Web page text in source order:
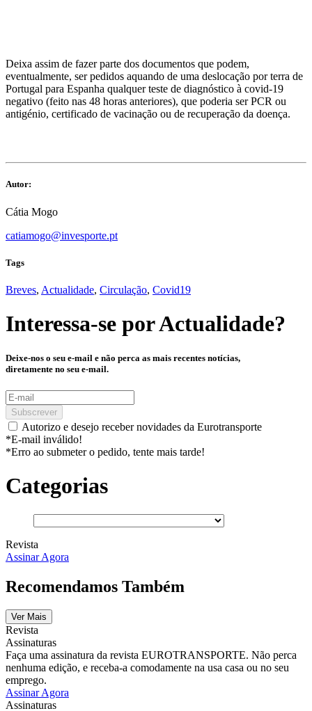
Deixa assim de fazer parte dos documentos que podem,
eventualmente, ser pedidos aquando de uma deslocação por terra de
Portugal para Espanha qualquer teste de diagnóstico à covid-19
negativo (feito nas 48 horas anteriores), que poderia ser PCR ou
antigénio, certificado de vacinação ou de recuperação da doença.
Autor:
Cátia Mogo
catiamogo@invesporte.pt
Tags
Breves, Actualidade, Circulação, Covid19
Interessa-se porActualidade?
Deixe-nos o seu e-mail e não perca as mais recentes notícias,
diretamente no seu e-mail.
Subscrever
Autorizo e desejo receber novidades da Eurotransporte
*E-mail inválido!
*Erro ao submeter o pedido, tente mais tarde!
Categorias
Revista
Assinar Agora
Recomendamos Também
Ver Mais
Revista
Assinaturas
Faça uma assinatura da revista EUROTRANSPORTE. Não perca
nenhuma edição, e receba-a comodamente na usa casa ou no seu
emprego.
Assinar Agora
Assinaturas